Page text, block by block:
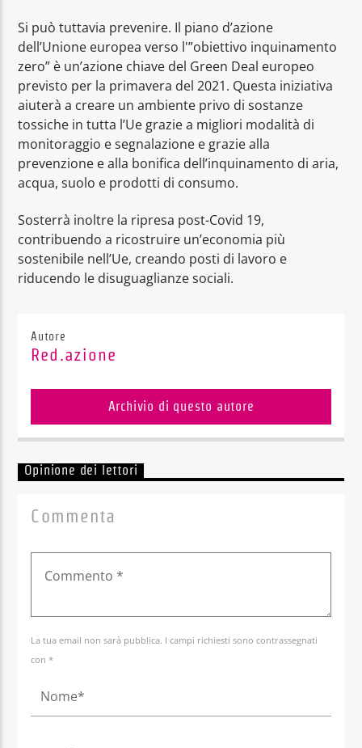
Si può tuttavia prevenire. Il piano d’azione
dell’Unione europea verso l'”obiettivo inquinamento
zero” è un’azione chiave del Green Deal europeo
previsto per la primavera del 2021. Questa iniziativa
aiuterà a creare un ambiente privo di sostanze
tossiche in tutta l’Ue grazie a migliori modalità di
monitoraggio e segnalazione e grazie alla
prevenzione e alla bonifica dell’inquinamento di aria,
acqua, suolo e prodotti di consumo.
Sosterrà inoltre la ripresa post-Covid 19,
contribuendo a ricostruire un’economia più
sostenibile nell’Ue, creando posti di lavoro e
riducendo le disuguaglianze sociali.
Autore
Red.azione
Archivio di questo autore
Opinione dei lettori
Commenta
La tua email non sarà pubblica. I campi richiesti sono contrassegnati
con *